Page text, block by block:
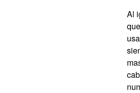
Al